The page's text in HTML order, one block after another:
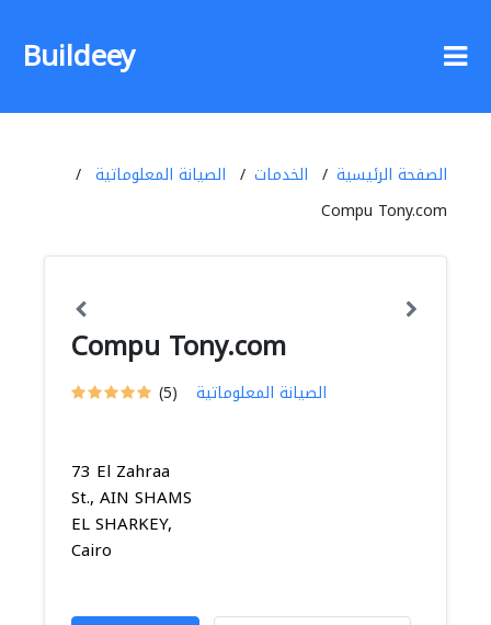
Buildeey
الصفحة الرئيسية الخدمات
الصيانة المعلوماتية
Compu Tony.com
Compu Tony.com
(5) الصيانة المعلوماتية
73 El Zahraa
St., AIN SHAMS
EL SHARKEY,
Cairo